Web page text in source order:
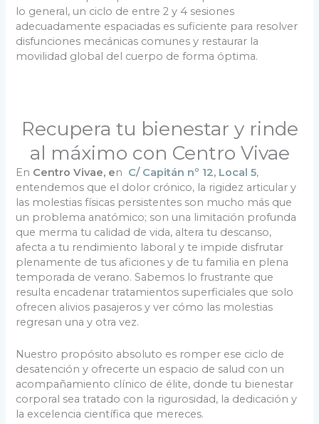
lo general, un ciclo de entre 2 y 4 sesiones
adecuadamente espaciadas es suficiente para resolver
disfunciones mecánicas comunes y restaurar la
movilidad global del cuerpo de forma óptima.
Recupera tu bienestar y rinde
al máximo con Centro Vivae
En Centro Vivae, en C/ Capitán nº 12, Local 5,
entendemos que el dolor crónico, la rigidez articular y
las molestias físicas persistentes son mucho más que
un problema anatómico; son una limitación profunda
que merma tu calidad de vida, altera tu descanso,
afecta a tu rendimiento laboral y te impide disfrutar
plenamente de tus aficiones y de tu familia en plena
temporada de verano. Sabemos lo frustrante que
resulta encadenar tratamientos superficiales que solo
ofrecen alivios pasajeros y ver cómo las molestias
regresan una y otra vez.
Nuestro propósito absoluto es romper ese ciclo de
desatención y ofrecerte un espacio de salud con un
acompañamiento clínico de élite, donde tu bienestar
corporal sea tratado con la rigurosidad, la dedicación y
la excelencia científica que mereces.